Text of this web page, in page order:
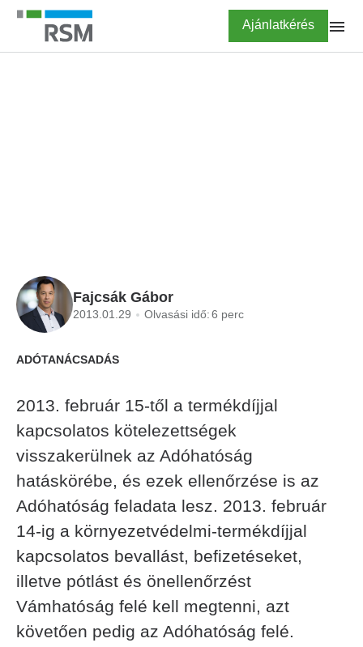
Ugrás
tartalomra
Highlighted
Ajánlatkérés
Fajcsák Gábor
2013.01.29 Olvasási idő:6 perc
ADÓTANÁCSADÁS
2013. február 15-től a termékdíjjal
kapcsolatos kötelezettségek
visszakerülnek az Adóhatóság
hatáskörébe, és ezek ellenőrzése is az
Adóhatóság feladata lesz. 2013. február
14-ig a környezetvédelmi-termékdíjjal
kapcsolatos bevallást, befizetéseket,
illetve pótlást és önellenőrzést
Vámhatóság felé kell megtenni, azt
követően pedig az Adóhatóság felé.